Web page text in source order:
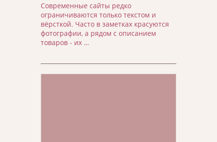
Современные сайты редко
ограничиваются только текстом и
вёрсткой. Часто в заметках красуются
фотографии, а рядом с описанием
товаров - их …